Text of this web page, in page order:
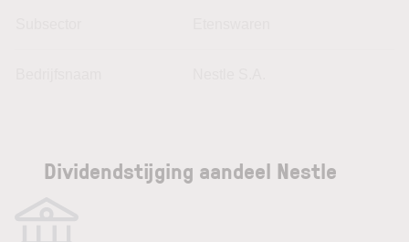
Dividendstijging aandeel Nestle